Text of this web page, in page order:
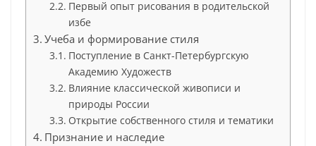
Первый опыт рисования в родительской
избе
Учеба и формирование стиля
Поступление в Санкт-Петербургскую
Академию Художеств
Влияние классической живописи и
природы России
Открытие собственного стиля и тематики
Признание и наследие